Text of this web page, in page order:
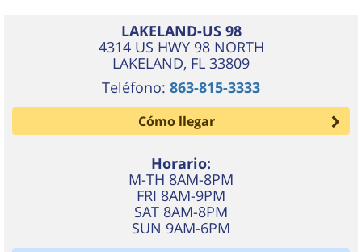
LAKELAND-US 98
4314 US HWY 98 NORTH
LAKELAND, FL 33809
Teléfono: 863-815-3333
Cómo llegar
Horario:
M-TH 8AM-8PM
FRI 8AM-9PM
SAT 8AM-8PM
SUN 9AM-6PM